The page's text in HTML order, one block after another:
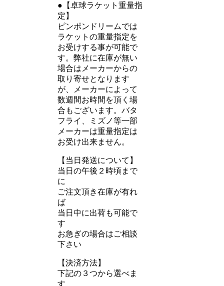
●【卓球ラケット重量指
定】
ピンポンドリームでは
ラケットの重量指定を
お受けする事が可能で
す。弊社に在庫が無い
場合はメーカーからの
取り寄せとなります
が、メーカーによって
数週間お時間を頂く場
合もございます。バタ
フライ、ミズノ等一部
メーカーは重量指定は
お受け出来ません。
【当日発送について】
当日の午後２時頃まで
に
ご注文頂き在庫が有れ
ば
当日中に出荷も可能で
す
お急ぎの場合はご相談
下さい
【決済方法】
下記の３つから選べま
す